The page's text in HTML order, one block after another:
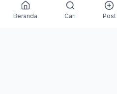
Beranda Cari Post